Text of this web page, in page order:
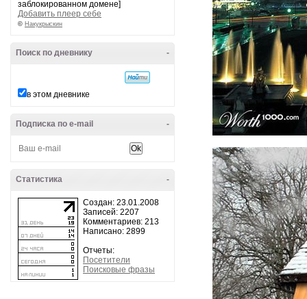
заблокированном домене]
Добавить плеер себе
© Накукрыскин
-
Поиск по дневнику
в этом дневнике
-
Подписка по e-mail
-
Статистика
Создан: 23.01.2008
Записей: 2207
Комментариев: 213
Написано: 2899
Отчеты:
Посетители
Поисковые фразы